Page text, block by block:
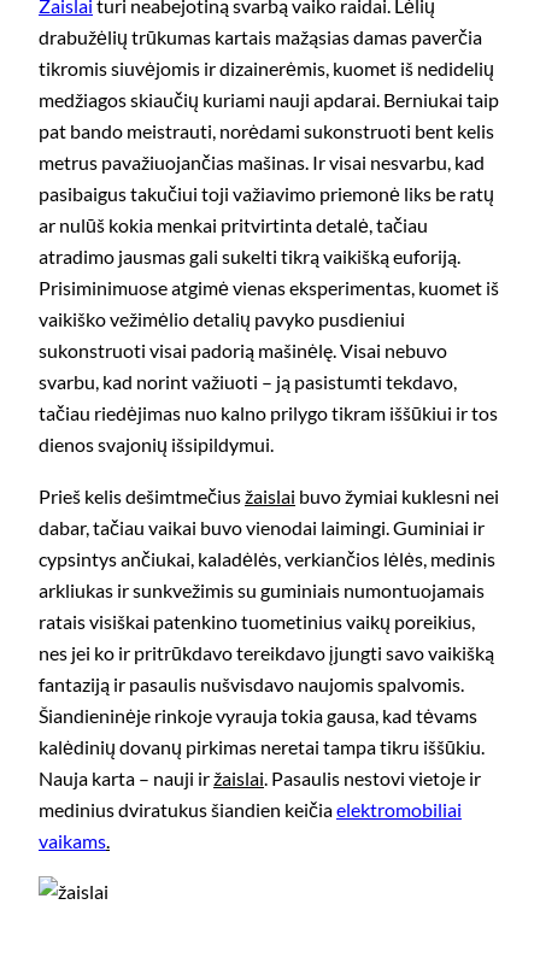
Žaislai turi neabejotiną svarbą vaiko raidai. Lėlių
drabužėlių trūkumas kartais mažąsias damas paverčia
tikromis siuvėjomis ir dizainerėmis, kuomet iš nedidelių
medžiagos skiaučių kuriami nauji apdarai. Berniukai taip
pat bando meistrauti, norėdami sukonstruoti bent kelis
metrus pavažiuojančias mašinas. Ir visai nesvarbu, kad
pasibaigus takučiui toji važiavimo priemonė liks be ratų
ar nulūš kokia menkai pritvirtinta detalė, tačiau
atradimo jausmas gali sukelti tikrą vaikišką euforiją.
Prisiminimuose atgimė vienas eksperimentas, kuomet iš
vaikiško vežimėlio detalių pavyko pusdieniui
sukonstruoti visai padorią mašinėlę. Visai nebuvo
svarbu, kad norint važiuoti – ją pasistumti tekdavo,
tačiau riedėjimas nuo kalno prilygo tikram iššūkiui ir tos
dienos svajonių išsipildymui.
Prieš kelis dešimtmečiusžaislai buvo žymiai kuklesni nei
dabar, tačiau vaikai buvo vienodai laimingi. Guminiai ir
cypsintys ančiukai, kaladėlės, verkiančios lėlės, medinis
arkliukas ir sunkvežimis su guminiais numontuojamais
ratais visiškai patenkino tuometinius vaikų poreikius,
nes jei ko ir pritrūkdavo tereikdavo įjungti savo vaikišką
fantaziją ir pasaulis nušvisdavo naujomis spalvomis.
Šiandieninėje rinkoje vyrauja tokia gausa, kad tėvams
kalėdinių dovanų pirkimas neretai tampa tikru iššūkiu.
Nauja karta – nauji iržaislai . Pasaulis nestovi vietoje ir
medinius dviratukus šiandien keičiaelektromobiliai
vaikams